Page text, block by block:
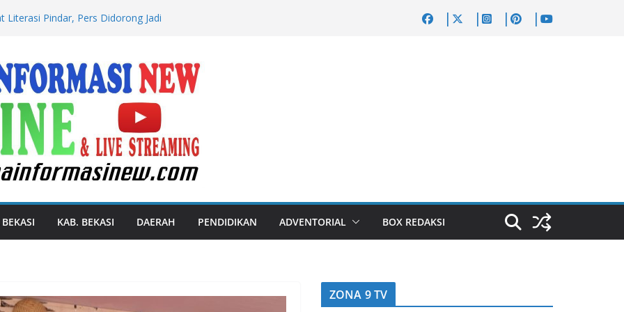
Literasi Pindar, Pers Didorong Jadi
dan Restoran Kembali ke
Infrastruktur
Kasus Penganiayaan Berat yang
Meninggal Dunia
2026 Perkuat Ekonomi Petani, Penuhi
KAB. BEKASI DAERAH PENDIDIKAN ADVENTORIAL BOX REDAKSI
ZONA 9 TV